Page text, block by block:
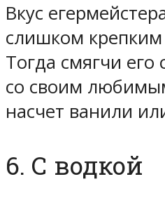
Вкус
слишком
Тогда смягчи его
со своим
насчет ванили
6. С водкой